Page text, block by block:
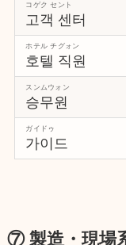
고객 센터
コゲク セント
호텔 직원
ホテル チグォン
승무원
スンムウォン
가이드
ガイドゥ
⑦ 製造・現場